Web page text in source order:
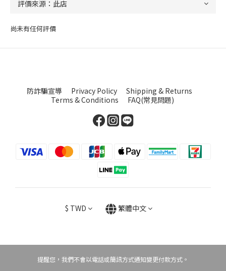
尚未有任何評價
防詐騙宣導 Privacy Policy
Shipping & Returns
Terms & Conditions
FAQ(常見問題)
$ TWD 繁體中文
提醒您，我們不會以電話或簡訊方式通知變更付款方式。